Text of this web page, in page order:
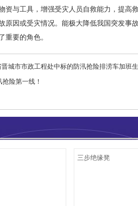
资与工具，增强受灾人员自救能力，提高
原因或受灾情况。能极大降低我国突发事
重要的角色。
城市市政工程处中标的防汛抢险排涝车加班
险第一线！
三步绝缘凳